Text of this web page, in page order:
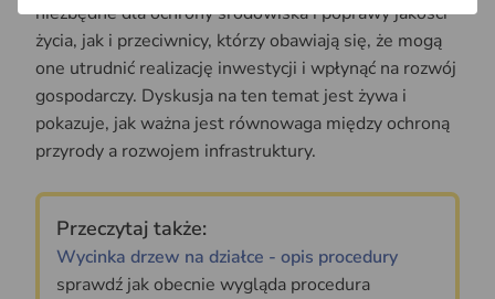
niezbędne dla ochrony środowiska i poprawy jakości
życia, jak i przeciwnicy, którzy obawiają się, że mogą
one utrudnić realizację inwestycji i wpłynąć na rozwój
gospodarczy. Dyskusja na ten temat jest żywa i
pokazuje, jak ważna jest równowaga między ochroną
przyrody a rozwojem infrastruktury.
Przeczytaj także:
Wycinka drzew na działce - opis procedury
sprawdź jak obecnie wygląda procedura